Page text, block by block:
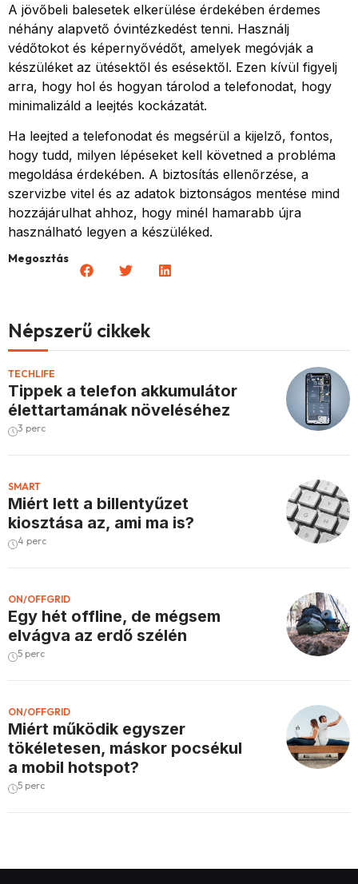
A jövőbeli balesetek elkerülése érdekében érdemes
néhány alapvető óvintézkedést tenni. Használj
védőtokot és képernyővédőt, amelyek megóvják a
készüléket az ütésektől és esésektől. Ezen kívül figyelj
arra, hogy hol és hogyan tárolod a telefonodat, hogy
minimalizáld a leejtés kockázatát.
Ha leejted a telefonodat és megsérül a kijelző, fontos,
hogy tudd, milyen lépéseket kell követned a probléma
megoldása érdekében. A biztosítás ellenőrzése, a
szervizbe vitel és az adatok biztonságos mentése mind
hozzájárulhat ahhoz, hogy minél hamarabb újra
használható legyen a készüléked.
Megosztás
Népszerű cikkek
TECHLIFE
Tippek a telefon akkumulátor
élettartamának növeléséhez
3 perc
SMART
Miért lett a billentyűzet
kiosztása az, ami ma is?
4 perc
ON/OFFGRID
Egy hét offline, de mégsem
elvágva az erdő szélén
5 perc
ON/OFFGRID
Miért működik egyszer
tökéletesen, máskor pocsékul
a mobil hotspot?
5 perc